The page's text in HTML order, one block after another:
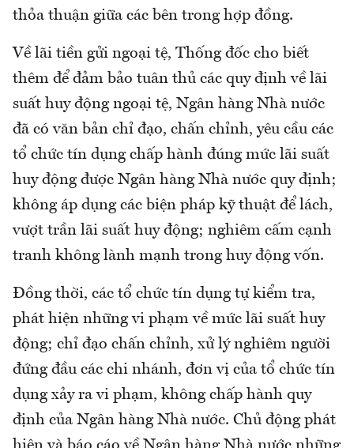
thỏa thuận giữa các bên trong hợp đồng.
Về lãi tiền gửi ngoại tệ, Thống đốc cho biết
thêm để đảm bảo tuân thủ các quy định về lãi
suất huy động ngoại tệ, Ngân hàng Nhà nước
đã có văn bản chỉ đạo, chấn chỉnh, yêu cầu các
tổ chức tín dụng chấp hành đúng mức lãi suất
huy động được Ngân hàng Nhà nước quy định;
không áp dụng các biện pháp kỹ thuật để lách,
vượt trần lãi suất huy động; nghiêm cấm cạnh
tranh không lành mạnh trong huy động vốn.
Đồng thời, các tổ chức tín dụng tự kiểm tra,
phát hiện những vi phạm về mức lãi suất huy
động; chỉ đạo chấn chỉnh, xử lý nghiêm người
đứng đầu các chi nhánh, đơn vị của tổ chức tín
dụng xảy ra vi phạm, không chấp hành quy
định của Ngân hàng Nhà nước. Chủ động phát